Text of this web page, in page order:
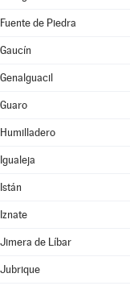
Fuente de Piedra
Gaucín
Genalguacil
Guaro
Humilladero
Igualeja
Istán
Iznate
Jimera de Líbar
Jubrique